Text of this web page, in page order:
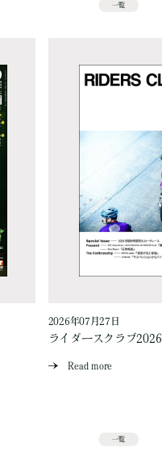
一覧
2026年07月27日
ライダースクラブ
Read more
一覧